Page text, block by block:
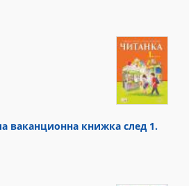
ваканционна книжка след 1.